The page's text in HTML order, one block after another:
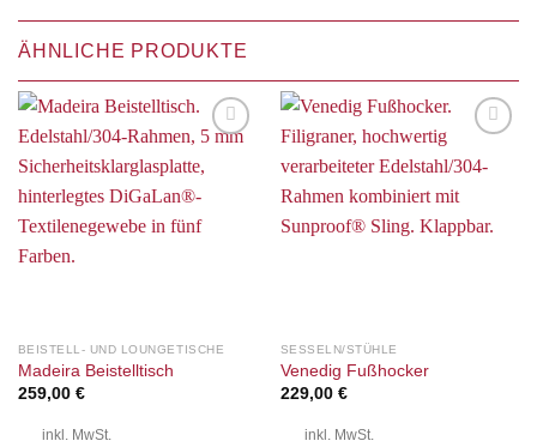
ÄHNLICHE PRODUKTE
Wunschliste
BEISTELL- UND LOUNGETISCHE
Madeira Beistelltisch
259,00 €
inkl. MwSt.
Wunschliste
SESSELN/STÜHLE
Venedig Fußhocker
229,00 €
inkl. MwSt.